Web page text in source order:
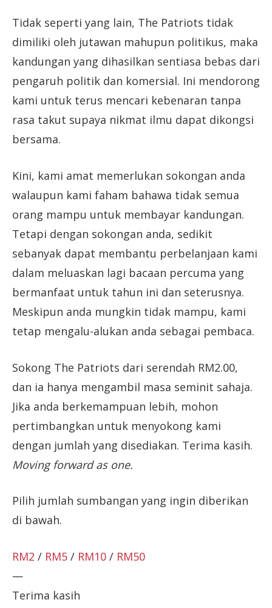
Tidak seperti yang lain, The Patriots tidak
dimiliki oleh jutawan mahupun politikus, maka
kandungan yang dihasilkan sentiasa bebas dari
pengaruh politik dan komersial. Ini mendorong
kami untuk terus mencari kebenaran tanpa
rasa takut supaya nikmat ilmu dapat dikongsi
bersama.
Kini, kami amat memerlukan sokongan anda
walaupun kami faham bahawa tidak semua
orang mampu untuk membayar kandungan.
Tetapi dengan sokongan anda, sedikit
sebanyak dapat membantu perbelanjaan kami
dalam meluaskan lagi bacaan percuma yang
bermanfaat untuk tahun ini dan seterusnya.
Meskipun anda mungkin tidak mampu, kami
tetap mengalu-alukan anda sebagai pembaca.
Sokong The Patriots dari serendah RM2.00,
dan ia hanya mengambil masa seminit sahaja.
Jika anda berkemampuan lebih, mohon
pertimbangkan untuk menyokong kami
dengan jumlah yang disediakan. Terima kasih.
Moving forward as one.
Pilih jumlah sumbangan yang ingin diberikan
di bawah.
RM2 / RM5 / RM10 / RM50
—
Terima kasih